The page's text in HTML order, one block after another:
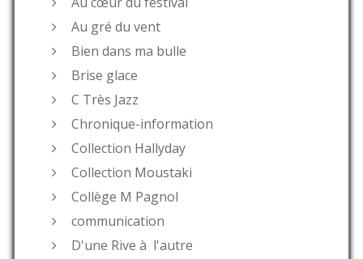
Au gré du vent
Bien dans ma bulle
Brise glace
C Très Jazz
Chronique-information
Collection Hallyday
Collection Moustaki
Collège M Pagnol
communication
D'une Rive à l'autre